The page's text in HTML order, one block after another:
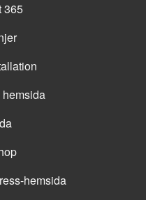
365
hemsida
hemsida